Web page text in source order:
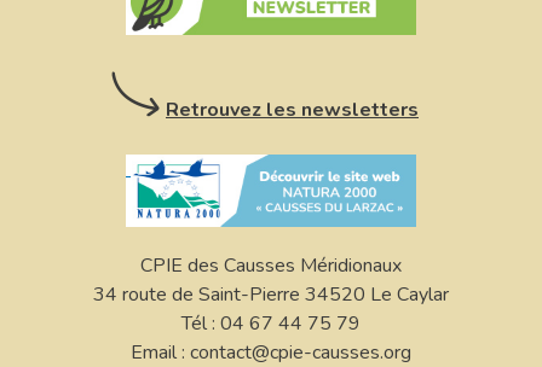
Retrouvez les newsletters
CPIE des Causses Méridionaux
34 route de Saint-Pierre 34520 Le Caylar
Tél : 04 67 44 75 79
Email : contact@cpie-causses.org